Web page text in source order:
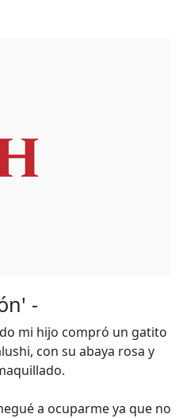
-
mi hijo compró un gatito
con su abaya rosa y
a ocuparme ya que no